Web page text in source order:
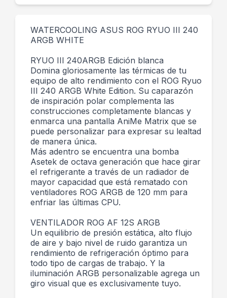
WATERCOOLING ASUS ROG RYUO III 240
ARGB WHITE
RYUO III 240ARGB Edición blanca
Domina gloriosamente las térmicas de tu
equipo de alto rendimiento con el ROG Ryuo
III 240 ARGB White Edition. Su caparazón
de inspiración polar complementa las
construcciones completamente blancas y
enmarca una pantalla AniMe Matrix que se
puede personalizar para expresar su lealtad
de manera única.
Más adentro se encuentra una bomba
Asetek de octava generación que hace girar
el refrigerante a través de un radiador de
mayor capacidad que está rematado con
ventiladores ROG ARGB de 120 mm para
enfriar las últimas CPU.
VENTILADOR ROG AF 12S ARGB
Un equilibrio de presión estática, alto flujo
de aire y bajo nivel de ruido garantiza un
rendimiento de refrigeración óptimo para
todo tipo de cargas de trabajo. Y la
iluminación ARGB personalizable agrega un
giro visual que es exclusivamente tuyo.